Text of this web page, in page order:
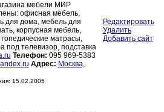
мебели МИР
офисная мебель,
для дома, мебель для
корпусная мебель,
матрасы,
под телевизор, подставка
Телефон: 095 969-5383
Адрес: Москва,
15.02.2005
Редактировать
Удалить
Добавить сайт